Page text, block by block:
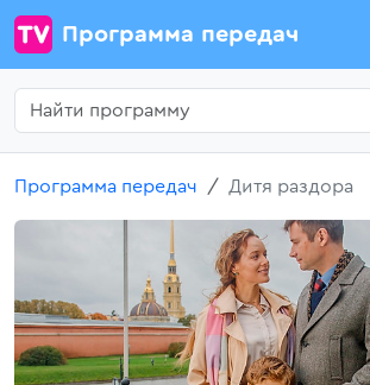
Программа передач
Программа передач Дитя раздора